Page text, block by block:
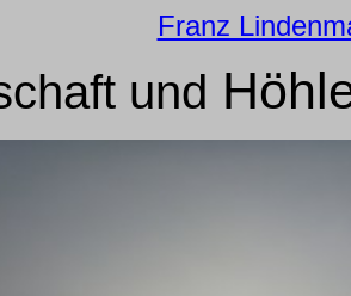
Franz
und